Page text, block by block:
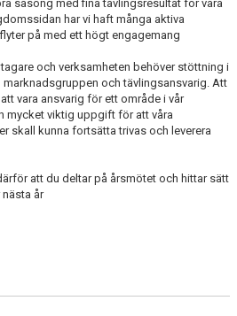
säsong med fina tävlingsresultat för våra
har vi haft många aktiva
på med ett högt engagemang
och verksamheten behöver stöttning i
och tävlingsansvarig. Att
vara ansvarig för ett område i vår
mycket viktig uppgift för att våra
skall kunna fortsätta trivas och leverera
att du deltar på årsmötet och hittar sätt
år